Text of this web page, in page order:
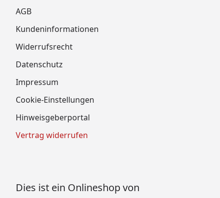
AGB
Kundeninformationen
Widerrufsrecht
Datenschutz
Impressum
Cookie-Einstellungen
Hinweisgeberportal
Vertrag widerrufen
Dies ist ein Onlineshop von